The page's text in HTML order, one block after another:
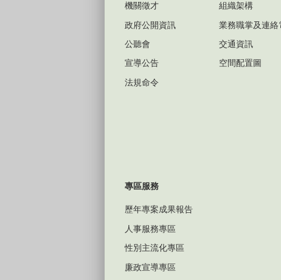
機關徵才
政府公開資訊
公聽會
宣導公告
法規命令
組織架構
業務職掌及連絡
交通資訊
空間配置圖
專區服務
歷年專案成果報告
人事服務專區
性別主流化專區
廉政宣導專區